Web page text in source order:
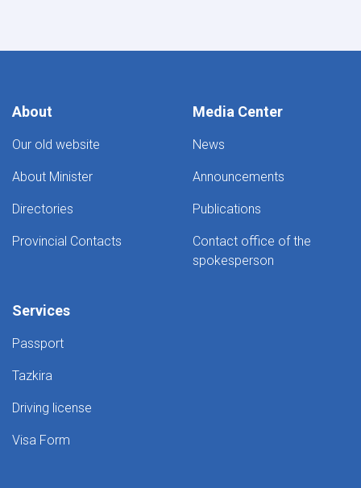
Fighting
and
About
Our old website
About Minister
Directories
Provincial Contacts
Media Center
News
Announcements
Publications
Contact office of the
spokesperson
Services
Passport
Tazkira
Driving license
Visa Form